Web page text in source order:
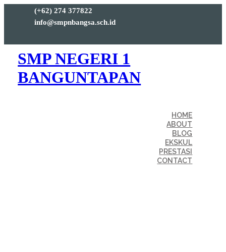
(+62) 274 377822
info@smpnbangsa.sch.id
SMP NEGERI 1
BANGUNTAPAN
HOME
ABOUT
BLOG
EKSKUL
PRESTASI
CONTACT